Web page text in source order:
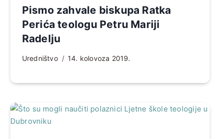
Pismo zahvale biskupa Ratka
Perića teologu Petru Mariji
Radelju
Uredništvo 14. kolovoza 2019.